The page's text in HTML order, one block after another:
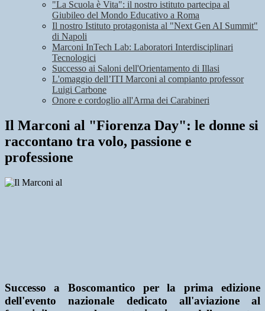
"La Scuola è Vita": il nostro istituto partecipa al
Giubileo del Mondo Educativo a Roma
Il nostro Istituto protagonista al "Next Gen AI Summit"
di Napoli
Marconi InTech Lab: Laboratori Interdisciplinari
Tecnologici
Successo ai Saloni dell'Orientamento di Illasi
L'omaggio dell’ITI Marconi al compianto professor
Luigi Carbone
Onore e cordoglio all'Arma dei Carabineri
Il Marconi al "Fiorenza Day": le donne si
raccontano tra volo, passione e
professione
Successo a Boscomantico per la prima edizione
dell'evento nazionale dedicato all'aviazione al